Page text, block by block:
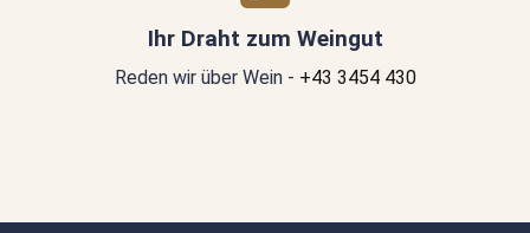
Ihr Draht zum Weingut
Reden wir über Wein - +43 3454 430